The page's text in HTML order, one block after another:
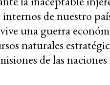
de nuestro
una guerra
naturales
de las naciones